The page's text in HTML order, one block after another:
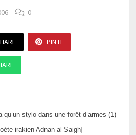
0
PIN IT
qu’un stylo dans une forêt d’armes (1)
irakien Adnan al-Saigh]